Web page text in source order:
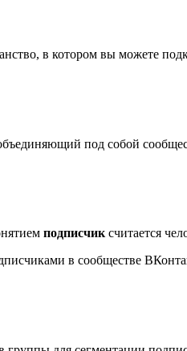
в котором вы можете
под собой
подписчик считается
в сообществе